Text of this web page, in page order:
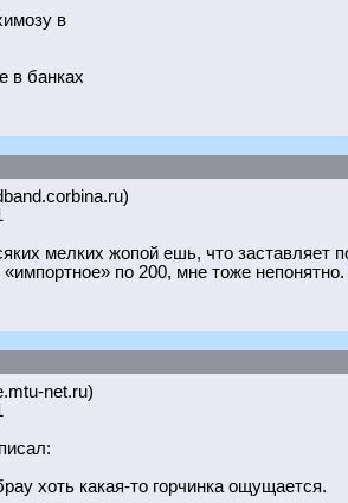
в
в банках
мелких жопой ешь, что
«импортное» по 200, мне тоже непонятно.
net.ru)
хоть какая-то горчинка ощущается.